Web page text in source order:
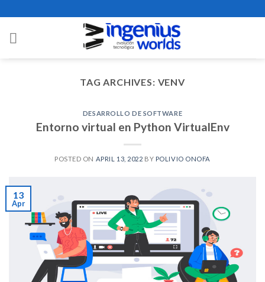
content
TAG ARCHIVES: VENV
DESARROLLO DE SOFTWARE
Entorno virtual en Python VirtualEnv
POSTED ON APRIL 13, 2022 BY POLIVIO ONOFA
13
Apr